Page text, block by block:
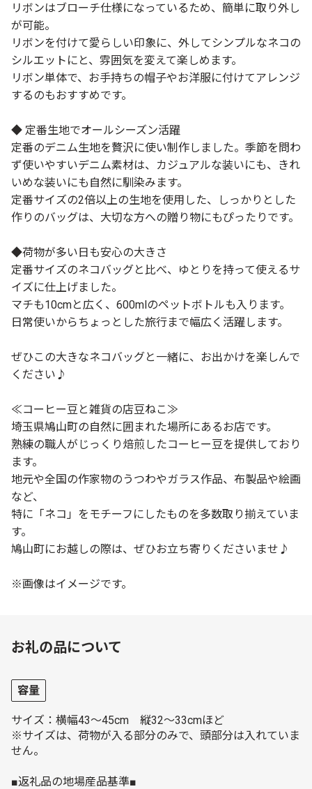
リボンはブローチ仕様になっているため、簡単に取り外し
が可能。
リボンを付けて愛らしい印象に、外してシンプルなネコの
シルエットにと、雰囲気を変えて楽しめます。
リボン単体で、お手持ちの帽子やお洋服に付けてアレンジ
するのもおすすめです。
◆ 定番生地でオールシーズン活躍
定番のデニム生地を贅沢に使い制作しました。季節を問わ
ず使いやすいデニム素材は、カジュアルな装いにも、きれ
いめな装いにも自然に馴染みます。
定番サイズの2倍以上の生地を使用した、しっかりとした
作りのバッグは、大切な方への贈り物にもぴったりです。
◆荷物が多い日も安心の大きさ
定番サイズのネコバッグと比べ、ゆとりを持って使えるサ
イズに仕上げました。
マチも10cmと広く、600mlのペットボトルも入ります。
日常使いからちょっとした旅行まで幅広く活躍します。
ぜひこの大きなネコバッグと一緒に、お出かけを楽しんで
ください♪
≪コーヒー豆と雑貨の店豆ねこ≫
埼玉県鳩山町の自然に囲まれた場所にあるお店です。
熟練の職人がじっくり焙煎したコーヒー豆を提供しており
ます。
地元や全国の作家物のうつわやガラス作品、布製品や絵画
など、
特に「ネコ」をモチーフにしたものを多数取り揃えていま
す。
鳩山町にお越しの際は、ぜひお立ち寄りくださいませ♪
※画像はイメージです。
お礼の品について
容量
サイズ：横幅43～45cm 縦32～33cmほど
※サイズは、荷物が入る部分のみで、頭部分は入れていま
せん。
■返礼品の地場産品基準■